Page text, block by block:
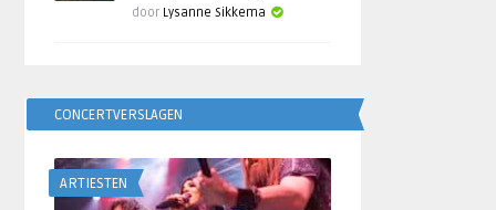
door Lysanne Sikkema
CONCERTVERSLAGEN
ARTIESTEN